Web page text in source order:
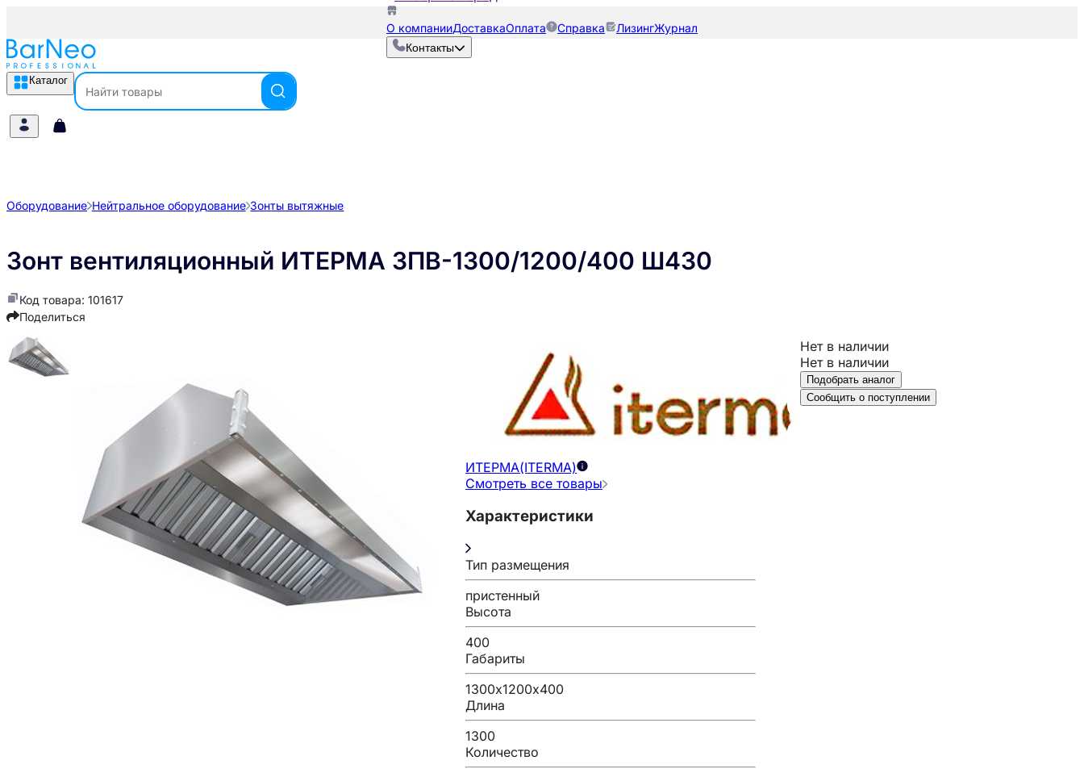
О компанииДоставкаОплата Справка ЛизингЖурнал
Контакты
Каталог
Оборудование Нейтральное оборудование Зонты вытяжные
Зонт вентиляционный ИТЕРМА ЗПВ-1300/1200/400 Ш430
Код товара: 101617
Поделиться
ИТЕРМА(ITERMA)
Смотреть все товары
Характеристики
Тип размещения
пристенный
Высота
400
Габариты
1300х1200х400
Длина
1300
Количество
Нет в наличии
Нет в наличии
Подобрать аналог
Сообщить о поступлении